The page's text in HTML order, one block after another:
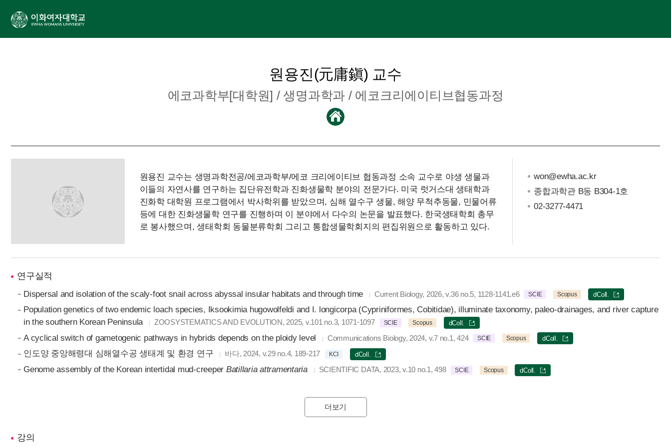
원용진(元庸鎭) 교수
에코과학부[대학원] / 생명과학과 / 에코크리에이티브협동과정
원용진 교수는 생명과학전공/에코과학부/에코 크리에이티브 협동과정 소속 교수로 야생 생물과
이들의 자연사를 연구하는 집단유전학과 진화생물학 분야의 전문가다. 미국 럿거스대 생태학과
진화학 대학원 프로그램에서 박사학위를 받았으며, 심해 열수구 생물, 해양 무척추동물, 민물어류
등에 대한 진화생물학 연구를 진행하며 이 분야에서 다수의 논문을 발표했다. 한국생태학회 총무
로 봉사했으며, 생태학회 동물분류학회 그리고 통합생물학회지의 편집위원으로 활동하고 있다.
won@ewha.ac.kr
종합과학관 B동 B304-1호
02-3277-4471
연구실적
Dispersal and isolation of the scaly-foot snail across abyssal insular habitats and through time Current Biology, 2026, v.36 no.5, 1128-1141.e6 SCIE Scopus dColl.
Population genetics of two endemic loach species, Iksookimia hugowolfeldi and I. longicorpa (Cypriniformes, Cobitidae), illuminate taxonomy, paleo-drainages, and river capture
in the southern Korean Peninsula
ZOOSYSTEMATICS AND EVOLUTION, 2025, v.101 no.3, 1071-1097 SCIE Scopus dColl.
A cyclical switch of gametogenic pathways in hybrids depends on the ploidy level Communications Biology, 2024, v.7 no.1, 424 SCIE Scopus dColl.
인도양 중앙해령대 심해열수공 생태계 및 환경 연구 바다, 2024, v.29 no.4, 189-217 KCI dColl.
Genome assembly of the Korean intertidal mud-creeper Batillaria attramentaria SCIENTIFIC DATA, 2023, v.10 no.1, 498 SCIE Scopus dColl.
더보기
강의